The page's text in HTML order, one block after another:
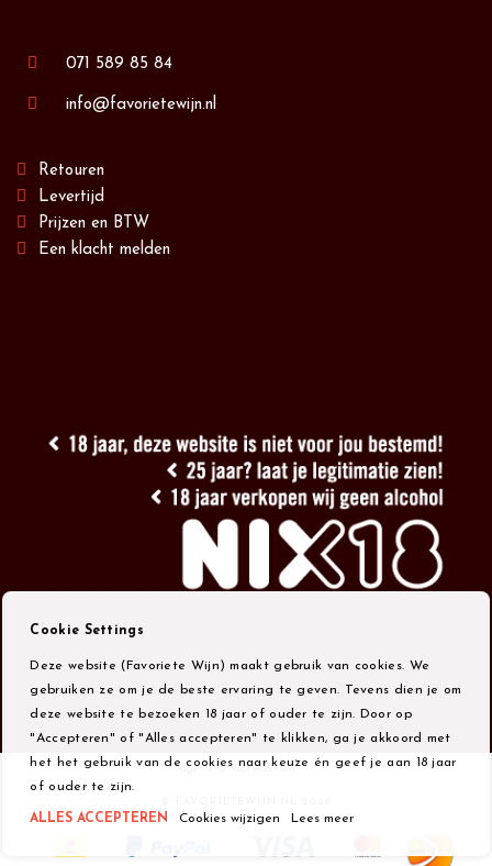
071 589 85 84
info@favorietewijn.nl
Retouren
Levertijd
Prijzen en BTW
Een klacht melden
Algemene Voorwaarden
Cookie Settings
Deze website (Favoriete Wijn) maakt gebruik van cookies. We
gebruiken ze om je de beste ervaring te geven. Tevens dien je om
deze website te bezoeken 18 jaar of ouder te zijn. Door op
"Accepteren" of "Alles accepteren" te klikken, ga je akkoord met
het het gebruik van de cookies naar keuze én geef je aan 18 jaar
of ouder te zijn.
ALLES ACCEPTEREN Cookies wijzigen Lees meer